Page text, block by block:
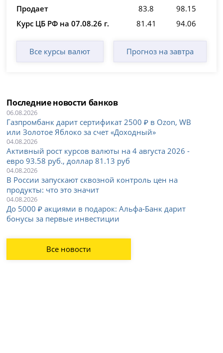
Продает
83.8
98.15
Курс ЦБ РФ на 07.08.26 г.
81.41 94.06
Все курсы валют Прогноз на завтра
Последние новости банков
06.08.2026
Газпромбанк дарит сертификат 2500 ₽ в Ozon, WB
или Золотое Яблоко за счет «Доходный»
04.08.2026
Активный рост курсов валюты на 4 августа 2026 -
евро 93.58 руб., доллар 81.13 руб
04.08.2026
В России запускают сквозной контроль цен на
продукты: что это значит
04.08.2026
До 5000 ₽ акциями в подарок: Альфа-Банк дарит
бонусы за первые инвестиции
Все новости